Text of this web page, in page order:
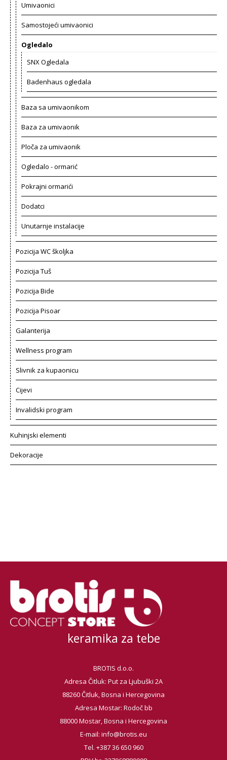
Umivaonici
Samostojeći umivaonici
Ogledalo
SNX Ogledala
Badenhaus ogledala
Baza sa umivaonikom
Baza za umivaonik
Ploča za umivaonik
Ogledalo - ormarić
Pokrajni ormarići
Dodatci
Unutarnje instalacije
Pozicija WC školjka
Pozicija Tuš
Pozicija Bide
Pozicija Pisoar
Galanterija
Wellness program
Slivnik za kupaonicu
Cijevi
Invalidski program
Kuhinjski elementi
Dekoracije
keramika za tebe
BROTIS d.o.o.
Adresa Čitluk: Put za Ljubuški 2A
88260 Čitluk, Bosna i Hercegovina
Adresa Mostar: Rodoč bb
88000 Mostar, Bosna i Hercegovina
E-mail: info@brotis.eu
Tel. +387 36 650 960